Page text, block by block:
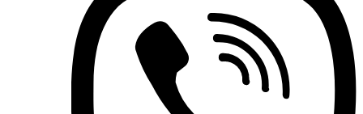
Onka (Туреччина)
OZKA (Україна)
Phoenix Contact (Німеччина)
Plank Electrotechnic (Україна)
Pro'sKit (Тайвань)
PYLONTECH (Китай)